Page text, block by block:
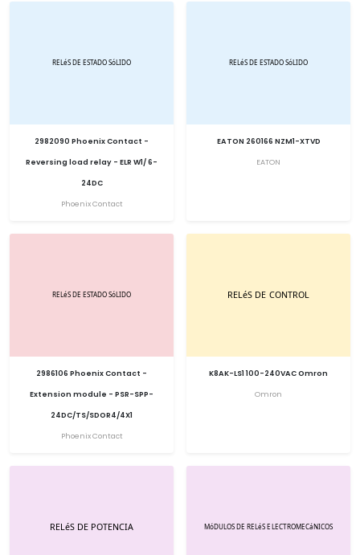
2982090 Phoenix Contact -
Reversing load relay - ELR W1/ 6-
24DC
Phoenix Contact
EATON 260166 NZM1-XTVD
EATON
2986106 Phoenix Contact -
Extension module - PSR-SPP-
24DC/TS/SDOR4/4X1
Phoenix Contact
K8AK-LS1 100-240VAC Omron
Omron